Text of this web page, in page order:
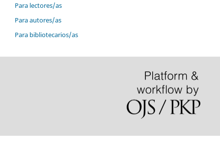
Para lectores/as
Para autores/as
Para bibliotecarios/as